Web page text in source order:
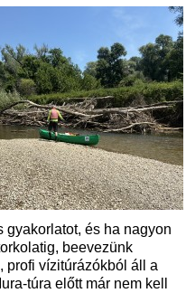
gyakorlatot, és ha nagyon
beevezünk
profi vízitúrázókból áll a
túra előtt már nem kell